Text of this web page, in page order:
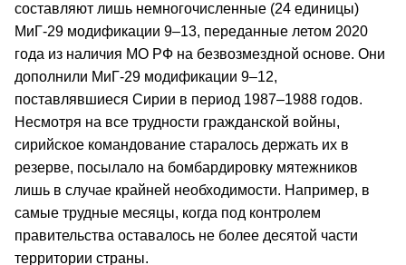
составляют лишь немногочисленные (24 единицы)
МиГ-29 модификации 9–13, переданные летом 2020
года из наличия МО РФ на безвозмездной основе. Они
дополнили МиГ-29 модификации 9–12,
поставлявшиеся Сирии в период 1987–1988 годов.
Несмотря на все трудности гражданской войны,
сирийское командование старалось держать их в
резерве, посылало на бомбардировку мятежников
лишь в случае крайней необходимости. Например, в
самые трудные месяцы, когда под контролем
правительства оставалось не более десятой части
территории страны.